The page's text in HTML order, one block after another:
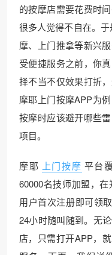
的按摩店需要花费时
很多人觉得不自在。于
摩、上门推拿等新兴
受便捷服务之前，你
择不当不仅效果打折
摩耶上门按摩APP为
按摩时应该避开哪些
项目。
摩耶 上门按摩 平台
60000名技师加盟，
用户首次注册即可领
24小时随叫随到。无
店，只需打开APP，